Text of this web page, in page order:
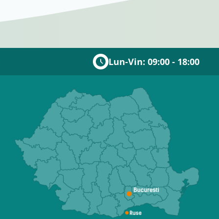
Lun-Vin: 09:00 - 18:00